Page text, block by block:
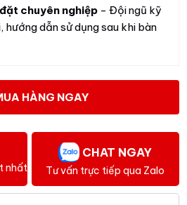
chuyên nghiệp - Đội ngũ kỹ
dẫn sử dụng sau khi bàn
HÀNG NGAY
nhất
CHAT NGAY
Tư vấn trực tiếp qua Zalo